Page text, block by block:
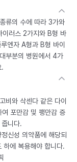
류의 수에 따라 3가와
러스 2가지와 B형 바
엔자 A형과 B형 바이
부분의 병원에서 4가
.
비와 삭센다 같은 다이
포만감 및 팽만감 증
니다.
신성 의약품에 해당되
하에 복용해야 합니다.